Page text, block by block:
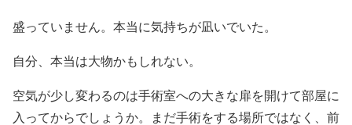
盛っていません。本当に気持ちが凪いでいた。
自分、本当は大物かもしれない。
空気が少し変わるのは手術室への大きな扉を開けて部屋に
入ってからでしょうか。まだ手術をする場所ではなく、前